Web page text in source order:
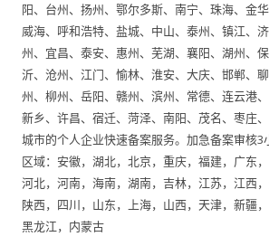
阳、台州、扬州、鄂尔多斯、南宁、珠海、金华
威海、呼和浩特、盐城、中山、泰州、镇江、
州、宜昌、泰安、惠州、芜湖、襄阳、湖州、
沂、沧州、江门、愉林、淮安、大庆、邯郸、
州、柳州、岳阳、赣州、滨州、常德、连云港、
新乡、许昌、宿迁、菏泽、南阳、茂名、枣庄
城市的个人企业快速备案服务。加急备案审核3
区域：安徽，湖北，北京，重庆，福建，广东
河北，河南，海南，湖南，吉林，江苏，江西，
陕西，四川，山东，上海，山西，天津，新疆
黑龙江，内蒙古